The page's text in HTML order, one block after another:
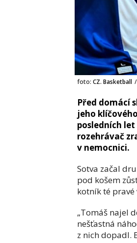
foto: CZ. Basketball /
Před domácí
jeho
posledních
rozehrávač
v nemocnici.
Sotva začal
pod košem
kotník té
„Tomáš najel
nešťastná
z nich dopadl.